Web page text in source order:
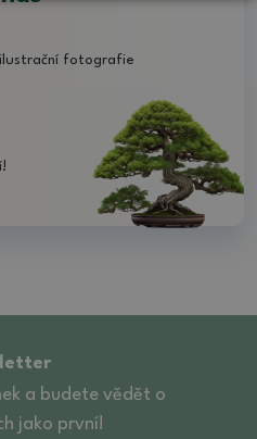
fotografie
a budete vědět o
jako první!